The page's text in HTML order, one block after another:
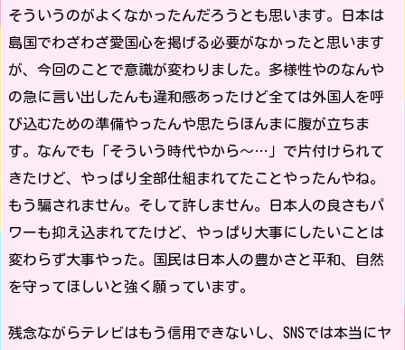
そういうのがよくなかったんだろうとも思います。日本は
島国でわざわざ愛国心を掲げる必要がなかったと思います
が、今回のことで意識が変わりました。多様性やのなんや
の急に言い出したんも違和感あったけど全ては外国人を呼
び込むための準備やったんや思たらほんまに腹が立ちま
す。なんでも「そういう時代やから〜…」で片付けられて
きたけど、やっぱり全部仕組まれてたことやったんやね。
もう騙されません。そして許しません。日本人の良さもパ
ワーも抑え込まれてたけど、やっぱり大事にしたいことは
変わらず大事やった。国民は日本人の豊かさと平和、自然
を守ってほしいと強く願っています。
残念ながらテレビはもう信用できないし、SNSでは本当にヤ